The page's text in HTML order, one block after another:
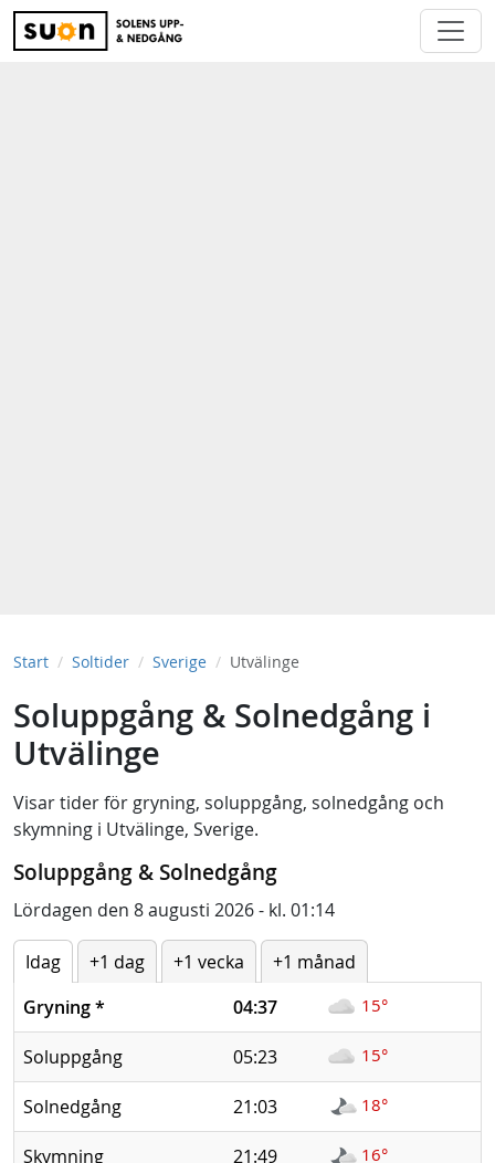
Start Soltider Sverige Utvälinge
Soluppgång & Solnedgång i
Utvälinge
Visar tider för gryning, soluppgång, solnedgång och
skymning i Utvälinge, Sverige.
Soluppgång & Solnedgång
Lördagen den 8 augusti 2026 - kl. 01:14
Idag +1 dag +1 vecka
+1 månad
Gryning* 04:37 15°
Soluppgång 05:23 15°
Solnedgång 21:03 18°
Skymning 21:49 16°